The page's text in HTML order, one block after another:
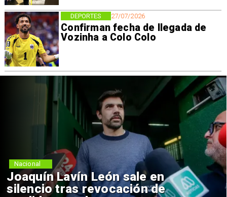
27/07/2026
Confirman fecha de llegada de
Vozinha a Colo Colo
DEPORTES
Joaquín Lavín León sale en
silencio tras revocación de
Nacional